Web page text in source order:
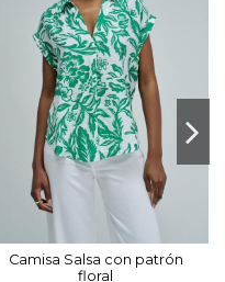
Camisa Salsa con patrón
floral